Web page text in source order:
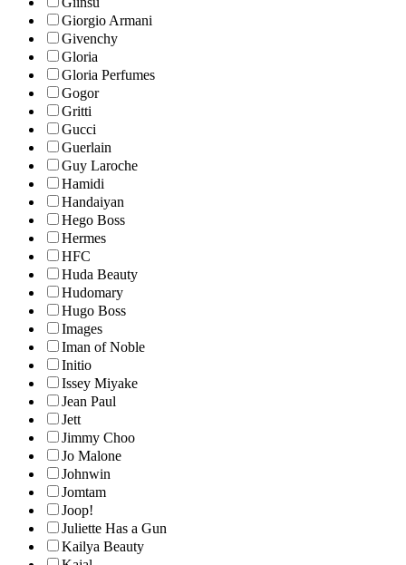
Giorgio Armani
Givenchy
Gloria
Gloria Perfumes
Gogor
Gritti
Gucci
Guerlain
Guy Laroche
Hamidi
Handaiyan
Hego Boss
Hermes
HFC
Huda Beauty
Hudomary
Hugo Boss
Images
Iman of Noble
Initio
Issey Miyake
Jean Paul
Jett
Jimmy Choo
Jo Malone
Johnwin
Jomtam
Joop!
Juliette Has a Gun
Kailya Beauty